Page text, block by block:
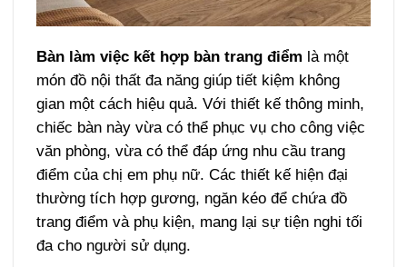
Bàn làm việc kết hợp bàn trang điểm là một
món đồ nội thất đa năng giúp tiết kiệm không
gian một cách hiệu quả. Với thiết kế thông minh,
chiếc bàn này vừa có thể phục vụ cho công việc
văn phòng, vừa có thể đáp ứng nhu cầu trang
điểm của chị em phụ nữ. Các thiết kế hiện đại
thường tích hợp gương, ngăn kéo để chứa đồ
trang điểm và phụ kiện, mang lại sự tiện nghi tối
đa cho người sử dụng.